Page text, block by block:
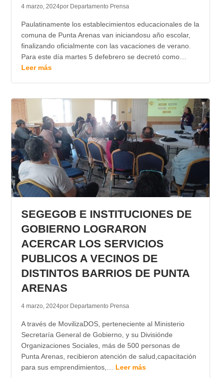
4 marzo, 2024por Departamento Prensa
Paulatinamente los establecimientos educacionales de la
comuna de Punta Arenas van iniciandosu año escolar,
finalizando oficialmente con las vacaciones de verano.
Para este día martes 5 defebrero se decretó como…
Leer más
SEGEGOB E INSTITUCIONES DE
GOBIERNO LOGRARON
ACERCAR LOS SERVICIOS
PUBLICOS A VECINOS DE
DISTINTOS BARRIOS DE PUNTA
ARENAS
4 marzo, 2024por Departamento Prensa
A través de MovilizaDOS, perteneciente al Ministerio
Secretaría General de Gobierno, y su Divisiónde
Organizaciones Sociales, más de 500 personas de
Punta Arenas, recibieron atención de salud,capacitación
para sus emprendimientos,… Leer más